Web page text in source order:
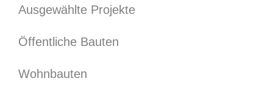
Ausgewählte Projekte
Öffentliche Bauten
Wohnbauten